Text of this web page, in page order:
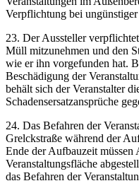
Verpflichtung bei
23. Der Aussteller
Müll mitzunehmen und den
wie er ihn vorgefunden hat.
Beschädigung der
behält sich der Veranstalter
Schadensersatzansprüche
24. Das Befahren der
Grelckstraße während der
Ende der Aufbauzeit müssen
Veranstaltungsfläche
das Befahren der